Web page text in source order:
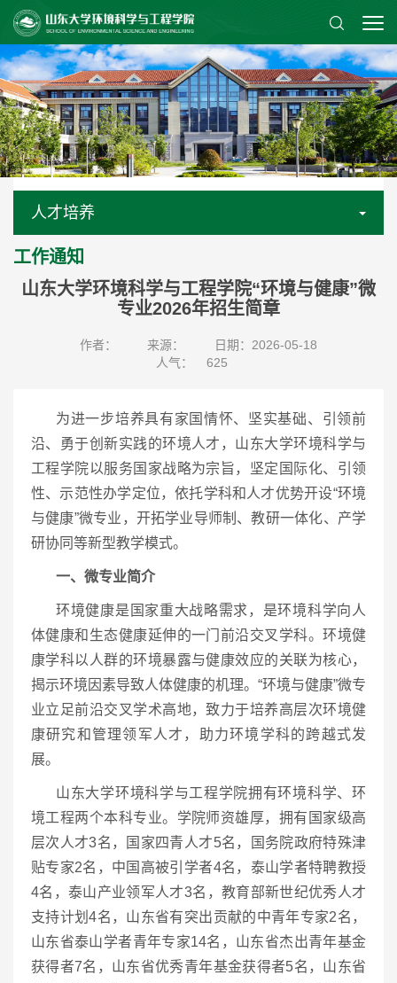
人才培养
工作通知
山东大学环境科学与工程学院“环境与健康”微
专业2026年招生简章
作者： 来源：
日期：2026-05-18
人气：
625
为进一步培养具有家国情怀、坚实基础、引领前
沿、勇于创新实践的环境人才，山东大学环境科学与
工程学院以服务国家战略为宗旨，坚定国际化、引领
性、示范性办学定位，依托学科和人才优势开设“环境
与健康”微专业，开拓学业导师制、教研一体化、产学
研协同等新型教学模式。
一、微专业简介
环境健康是国家重大战略需求，是环境科学向人
体健康和生态健康延伸的一门前沿交叉学科。环境健
康学科以人群的环境暴露与健康效应的关联为核心，
揭示环境因素导致人体健康的机理。“环境与健康”微专
业立足前沿交叉学术高地，致力于培养高层次环境健
康研究和管理领军人才，助力环境学科的跨越式发
展。
山东大学环境科学与工程学院拥有环境科学、环
境工程两个本科专业。学院师资雄厚，拥有国家级高
层次人才3名，国家四青人才5名，国务院政府特殊津
贴专家2名，中国高被引学者4名，泰山学者特聘教授
4名，泰山产业领军人才3名，教育部新世纪优秀人才
支持计划4名，山东省有突出贡献的中青年专家2名，
山东省泰山学者青年专家14名，山东省杰出青年基金
获得者7名，山东省优秀青年基金获得者5名，山东省